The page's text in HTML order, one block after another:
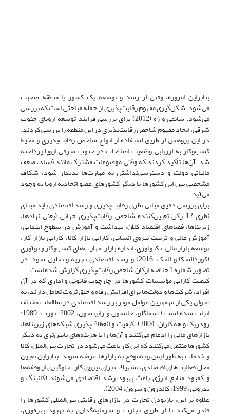
بنابراین امروزه، وقتی از رشد و توسعه یک کشور یا منطقه صحبت
می‌شود، شکل‌گیری مفهوم رقابت‌پذیری از جمله مباحثی است که بررسی
می‌شود. سانفی و زه (2012) برای بررسی فرایند توسعه اروپای جنوب
شرقی، ایجاد مفهوم شاخص رقابت‌پذیری در این منطقه را بررسی کردند.
در این پژوهش از طریق استفاده از انواع شاخص رقابت‌پذیری و محیط
کسب‌وکار به ارزیابی وضعیت اصلاحات در جنوب شرقی اروپا پرداخته
شد. آن‌ها تأکید کردند که وقتی موضوعات مشترک مانند فساد، ضعف
مالیاتی دولت و دسترسی‌نداشتن به مهارت‌ها پدیدار شود، شکاف
مشخصی بین این کشورها با دیگر کشورهای عضو اتحادیه اروپا به وجود
می‌آید.
برای بررسی دقیق مبانی نظری رقابت‌پذیری و رشد اقتصادی باید مبنای
نظری 12 رکن تعیین‌کننده شاخص رقابت‌پذیری جهانی (یعنی نهادها،
زیربناها، فضاهای اقتصاد کلان، بهداشت و آموزش در سطوح ابتدایی،
آموزش عالی و تربیت نیروی انسانی، کارایی بازار کالا، کارایی بازار کار،
توسعه بازار مالی، تکنولوژی، اندازه بازار، مهارت‌های کسب‌وکار و نوآوری
(کوردالسکا و الچک، 2016) و رشد اقتصادی تجزیه و تحلیل شود. در
تصویر شماره 1 خلاصه ارکان شاخص رقابت‌پذیری گزارش شده است.
کیفیت کارایی مؤسسات کشورها در چارچوب قانونی و اداری که در آن
افراد، شرکت‌ها و دولت‌ها برای افزایش رفاه و خلق ثروت تعامل دارند، به
عنوان یکی از مهم‌ترین عوامل مؤثر بر رشد اقتصادی در مطالعات مختلف
اثبات شده است (آسماگلو، جانسون و رابینسون، 2002؛ نورث، 1989؛
رودریک و همکاران، 2004). کیفیت و انعطاف‌پذیری شبکه‌های زیربناها،
بازارهای مالی را ادغام می‌کنند و آن‌ها را با هزینه‌های پایین‌تری به دیگر
کشورها منتقل می‌کنند که این کار باعث می‌شود در تجارت بین‌الملل، کالا
و خدمات به طور ایمن و به‌موقع به بازارها عرضه شوند. بنابراین تعیین
محل فعالیت‌های اقتصادی، تسهیلات برای نیروی کار، جلوگیری از وقفه‌ها
و کمبود منابع انرژی باعث بهبود رشد اقتصادی می‌شوند (کانینگ و
پدرونی، 1999؛ کالدرون و سرون، 2004).
علاوه بر این، بازبودن تجارت در بازارهای رقابتی بین‌المللی کشورها را
قادر می‌کند تا از طریق تجارت و سرمایه‌گذاری به بهبود بهره‌وری،